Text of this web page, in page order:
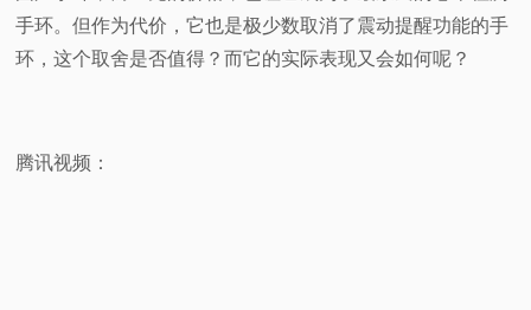
频
手环。但作为代价，它也是极少数取消了震动提醒功能的手
环，这个取舍是否值得？而它的实际表现又会如何呢？
腾讯视频：